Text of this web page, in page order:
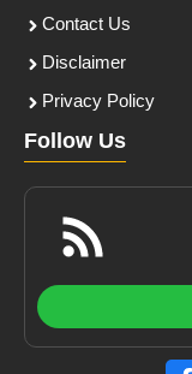
Contact Us
Disclaimer
Privacy Policy
Follow Us